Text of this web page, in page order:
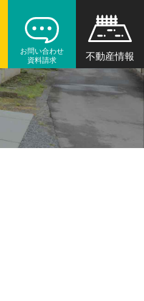
お問い合わせ
資料請求
不動産情報